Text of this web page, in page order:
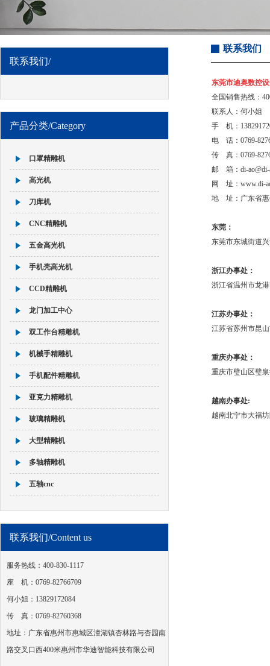
联系我们/
产品分类/Category
口罩精雕机
高光机
刀库机
CNC精雕机
五金高光机
手机壳高光机
CCD精雕机
龙门加工中心
双工作台精雕机
机械手精雕机
手机配件精雕机
亚克力精雕机
玻璃精雕机
大型精雕机
多轴精雕机
五轴cnc
联系我们/Content us
服务热线：400-830-1117
座 机：0769-82766709
何小姐：13829172084
传 真：0769-82760368
地址：广东省惠州市惠城区潼湖镇杏林路与杏园南
路交叉口西400米惠州市华迪智能科技有限公司
联系我们
东莞市迪奥数控
全国销售热线：
联系人：何小姐
手 机：
电 话：0769-
传 真：0769-
邮 箱：di-ao@di-
网 址： www.di-
地 址：广东省惠
东莞：
东莞市东城街道
浙江办事处：
浙江省温州市龙
江苏办事处：
江苏省苏州市昆
重庆办事处：
重庆市璧山区璧
越南办事处:
越南北宁市大福